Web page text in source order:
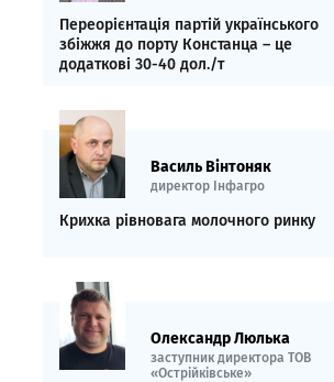
Переорієнтація партій українського
збіжжя до порту Констанца – це
додаткові 30-40 дол./т
Василь Вінтоняк
директор Інфагро
Крихка рівновага молочного ринку
Олександр Люлька
заступник директора ТОВ
«Острійківське»